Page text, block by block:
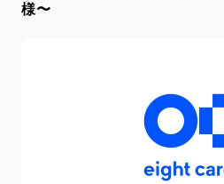
様〜